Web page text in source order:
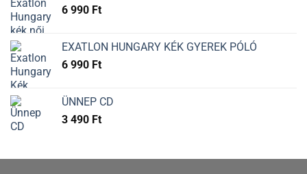
6 990 Ft
EXATLON HUNGARY KÉK GYEREK PÓLÓ
6 990 Ft
ÜNNEP CD
3 490 Ft